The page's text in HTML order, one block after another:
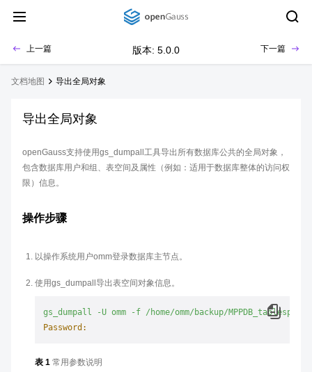
上一篇 版本: 5.0.0 下一篇
文档地图 导出全局对象
导出全局对象
openGauss支持使用gs_dumpall工具导出所有数据库公共的全局对象，
包含数据库用户和组、表空间及属性（例如：适用于数据库整体的访问权
限）信息。
操作步骤
以操作系统用户omm登录数据库主节点。
使用gs_dumpall导出表空间对象信息。
gs_dumpall -U omm -f /home/omm/backup/
Password:
表 1 常用参数说明